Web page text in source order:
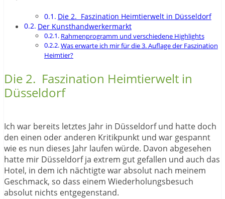
Die 2. Faszination Heimtierwelt in Düsseldorf
Der Kunsthandwerkermarkt
Rahmenprogramm und verschiedene Highlights
Was erwarte ich mir für die 3. Auflage der Faszination
Heimtier?
Die 2. Faszination Heimtierwelt in
Düsseldorf
Ich war bereits letztes Jahr in Düsseldorf und hatte doch
den einen oder anderen Kritikpunkt und war gespannt
wie es nun dieses Jahr laufen würde. Davon abgesehen
hatte mir Düsseldorf ja extrem gut gefallen und auch das
Hotel, in dem ich nächtigte war absolut nach meinem
Geschmack, so dass einem Wiederholungsbesuch
absolut nichts entgegenstand.